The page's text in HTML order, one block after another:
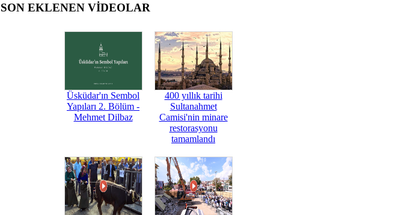
SON EKLENEN VİDEOLAR
Üsküdar'ın Sembol
Yapıları 2. Bölüm -
Mehmet Dilbaz
400 yıllık tarihi
Sultanahmet
Camisi'nin minare
restorasyonu
tamamlandı